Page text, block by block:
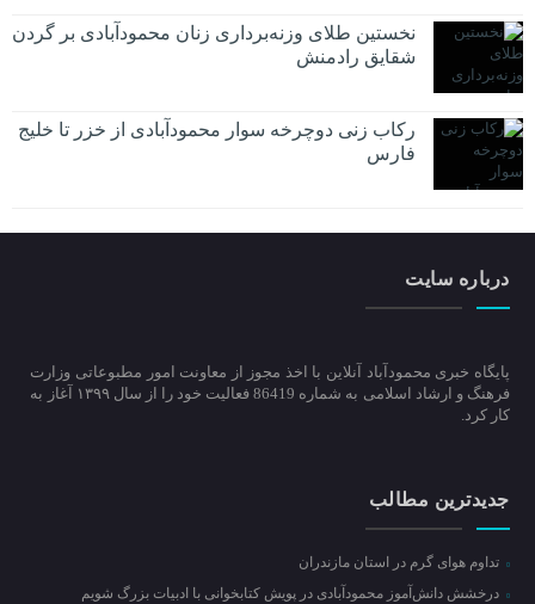
نخستین طلای وزنه‌برداری زنان محمودآبادی بر گردن
شقایق رادمنش
رکاب زنی دوچرخه سوار محمودآبادی از خزر تا خلیج
فارس
درباره سایت
پایگاه خبری محمودآباد آنلاین با اخذ مجوز از معاونت امور مطبوعاتی وزارت
فرهنگ و ارشاد اسلامی به شماره 86419 فعالیت خود را از سال ۱۳۹۹ آغاز به
کار کرد.
جدیدترین مطالب
تداوم هوای گرم در استان مازندران
درخشش دانش‌آموز محمودآبادی در پویش کتابخوانی با ادبیات بزرگ شویم